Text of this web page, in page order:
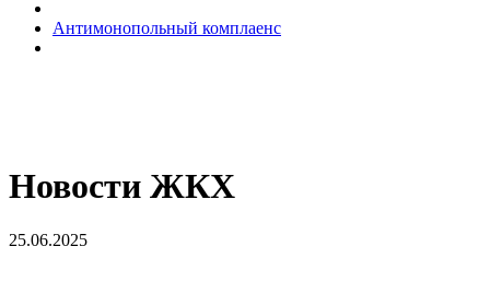
Антимонопольный комплаенс
Новости ЖКХ
25.06.2025